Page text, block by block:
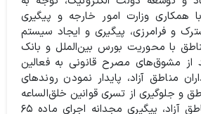
همکاری وزارت امور خارجه و پیگیری
و فرامرزی، پیگیری و ایجاد سیستم
با محوریت بورس بین‌الملل و بانک
از مشوق‌های مصرح قانونی به فعالین
مناطق آزاد، پایدار نمودن روند‌های
و جلوگیری از تسری قوانین خلق‌الساعه
سرزمین اصلی به مناطق آزاد، پیگیری مجدانه اجرای ماده‌ ۶۵